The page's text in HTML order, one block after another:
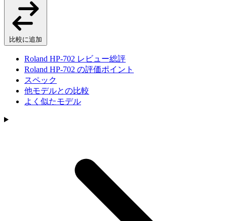
比較に追加
Roland HP-702 レビュー総評
Roland HP-702 の評価ポイント
スペック
他モデルとの比較
よく似たモデル